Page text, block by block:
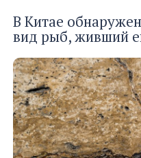
В Китае
вид рыб, живший